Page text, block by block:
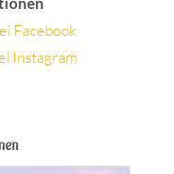
Facebook
Instagram